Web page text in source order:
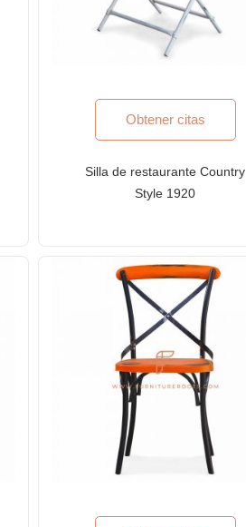
Obtener citas
Silla de restaurante Country
Style 1920